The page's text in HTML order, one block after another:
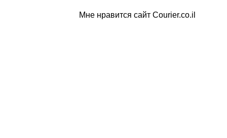
Мне нравится сайт Courier.co.il